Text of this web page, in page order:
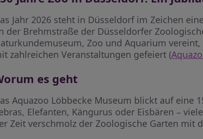
Jahr 2026 steht in Düsseldorf im Zeichen
der Brehmstraße der Düsseldorfer
Zoo und Aquarium
zahlreichen Veranstaltungen gefeiert (
es geht
Aquazoo Löbbecke Museum blickt auf eine
Elefanten, Kängurus oder Eisbären –
Zeit verschmolz der Zoologische Garten mit